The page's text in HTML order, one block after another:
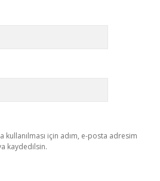
kullanılması için adım, e-posta adresim
kaydedilsin.